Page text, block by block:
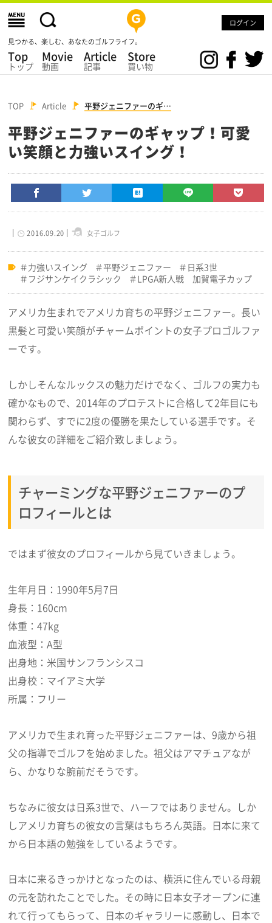
ログイン
見つかる、楽しむ、あなたのゴルフライフ。
Top
トップ
Movie
動画
Article
記事
Store
買い物
TOP Article 平野ジェニファーのギ…
平野ジェニファーのギャップ！可愛
い笑顔と力強いスイング！
2016.09.20 女子ゴルフ
力強いスイング 平野ジェニファー
日系3世
フジサンケイクラシック
LPGA新人戦 加賀電子カップ
アメリカ生まれでアメリカ育ちの平野ジェニファー。長い
黒髪と可愛い笑顔がチャームポイントの女子プロゴルファ
ーです。
しかしそんなルックスの魅力だけでなく、ゴルフの実力も
確かなもので、2014年のプロテストに合格して2年目にも
関わらず、すでに2度の優勝を果たしている選手です。そ
んな彼女の詳細をご紹介致しましょう。
チャーミングな平野ジェニファーのプ
ロフィールとは
ではまず彼女のプロフィールから見ていきましょう。
生年月日：1990年5月7日
身長：160cm
体重：47kg
血液型：A型
出身地：米国サンフランシスコ
出身校：マイアミ大学
所属：フリー
アメリカで生まれ育った平野ジェニファーは、9歳から祖
父の指導でゴルフを始めました。祖父はアマチュアなが
ら、かなりな腕前だそうです。
ちなみに彼女は日系3世で、ハーフではありません。しか
しアメリカ育ちの彼女の言葉はもちろん英語。日本に来て
から日本語の勉強をしているようです。
日本に来るきっかけとなったのは、横浜に住んでいる母親
の元を訪れたことでした。その時に日本女子オープンに連
れて行ってもらって、日本のギャラリーに感動し、日本で